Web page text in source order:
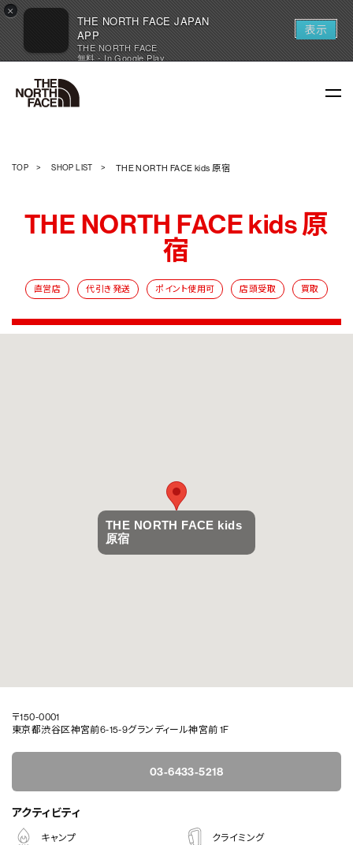
×
THE NORTH FACE JAPAN
APP
THE NORTH FACE
無料 - In Google Play
表示
TOP SHOP LIST THE NORTH FACE kids 原宿
THE NORTH FACE kids 原
宿
直営店 代引き発送 ポイント使用可 店頭受取 買取
THE NORTH FACE kids
原宿
THE NORTH FACE kids
原宿
〒150-0001
東京都渋谷区神宮前6-15-9グランディール神宮前 1F
03-6433-5218
アクティビティ
キャンプ クライミング